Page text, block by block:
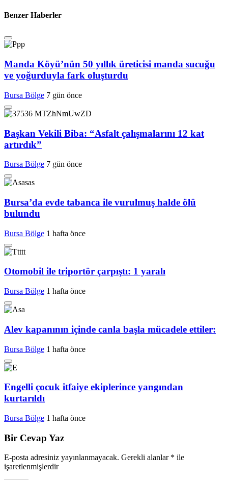
Benzer Haberler
Manda Köyü’nün 50 yıllık üreticisi manda sucuğu
ve yoğurduyla fark oluşturdu
Bursa Bölge 7 gün önce
Başkan Vekili Biba: “Asfalt çalışmalarını 12 kat
artırdık”
Bursa Bölge 7 gün önce
Bursa’da evde tabanca ile vurulmuş halde ölü
bulundu
Bursa Bölge 1 hafta önce
Otomobil ile triportör çarpıştı: 1 yaralı
Bursa Bölge 1 hafta önce
Alev kapanının içinde canla başla mücadele ettiler:
Bursa Bölge 1 hafta önce
Engelli çocuk itfaiye ekiplerince yangından
kurtarıldı
Bursa Bölge 1 hafta önce
Bir Cevap Yaz
E-posta adresiniz yayınlanmayacak. Gerekli alanlar * ile
işaretlenmişlerdir